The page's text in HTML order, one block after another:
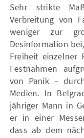
Sehr strikte
Verbreitung von
weniger zur
Desinformation
Freiheit einzelner
Festnahmen
von Panik –
Medien. In
jähriger Mann in
er in einer
dass ab dem